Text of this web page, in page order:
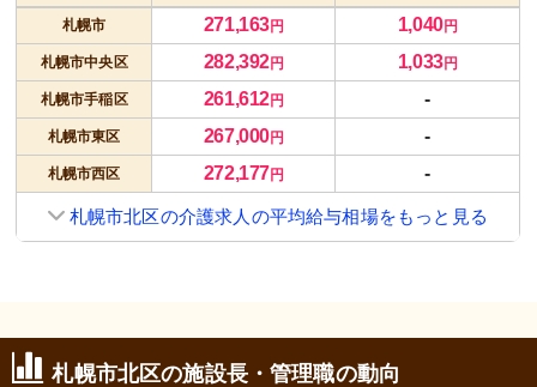
札幌市 271,163円 1,040円
札幌市中央区 282,392円 1,033円
札幌市手稲区 261,612円 -
札幌市東区 267,000円 -
札幌市西区 272,177円 -
札幌市北区の介護求人の平均給与相場をもっと見る
札幌市北区の施設長・管理職の動向